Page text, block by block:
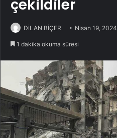
çekildiler
DİLAN BİÇER Nisan 19, 2024
1 dakika okuma süresi